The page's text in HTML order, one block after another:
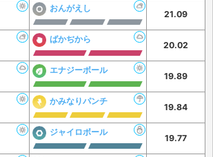
おんがえし
21.09
ばかぢから
20.02
エナジーボール
19.89
かみなりパンチ
19.84
ジャイロボール
19.77